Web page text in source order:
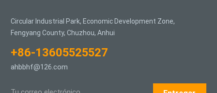
Circular Industrial Park, Economic Development Zone,
Fengyang County, Chuzhou, Anhui
+86-13605525527
ahbbhf@126.com